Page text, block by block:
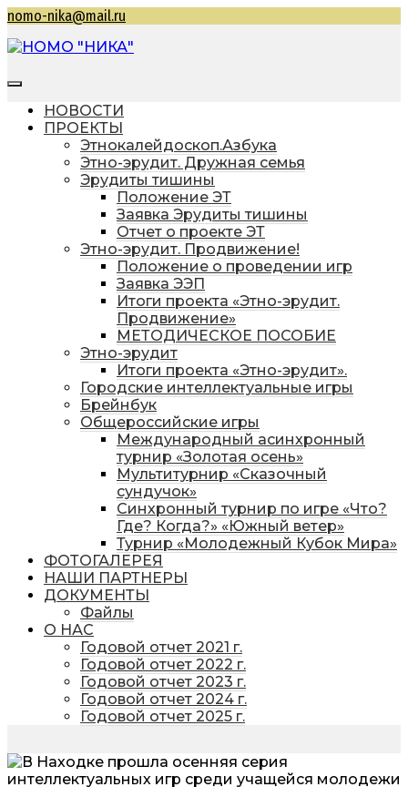
Перейти
содержимому
nomo-nika@mail.ru
НОМО "НИКА"
организация "Находкинская интеллектуальная
командная ассоциация"
НОВОСТИ
ПРОЕКТЫ
Этнокалейдоскоп.Азбука
Этно-эрудит. Дружная семья
Эрудиты тишины
Положение ЭТ
Заявка Эрудиты тишины
Отчет о проекте ЭТ
Этно-эрудит. Продвижение!
Положение о проведении игр
Заявка ЭЭП
Итоги проекта «Этно-эрудит.
Продвижение»
МЕТОДИЧЕСКОЕ ПОСОБИЕ
Этно-эрудит
Итоги проекта «Этно-эрудит».
Городские интеллектуальные игры
Брейнбук
Общероссийские игры
Международный асинхронный
турнир «Золотая осень»
Мультитурнир «Сказочный
сундучок»
Синхронный турнир по игре «Что?
Где? Когда?» «Южный ветер»
Турнир «Молодежный Кубок Мира»
ФОТОГАЛЕРЕЯ
НАШИ ПАРТНЕРЫ
ДОКУМЕНТЫ
Файлы
О НАС
Годовой отчет 2021 г.
Годовой отчет 2022 г.
Годовой отчет 2023 г.
Годовой отчет 2024 г.
Годовой отчет 2025 г.